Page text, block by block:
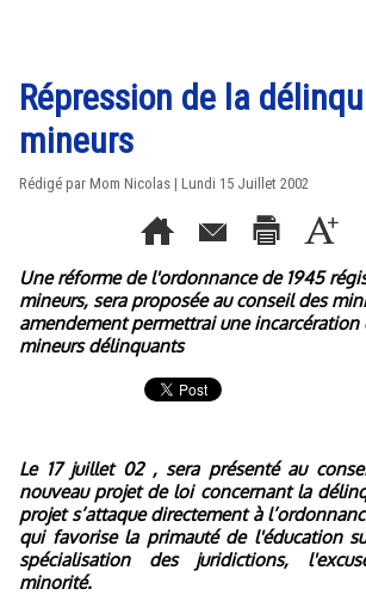
Répression de la
mineurs
Rédigé par Mom Nicolas | Lundi 15 Juillet 2002
Une réforme de l'ordonnance de 1945
mineurs, sera proposée au conseil des
amendement permettrai une incarcération
mineurs délinquants
Le 17 juillet 02 , sera présenté au conseil des ministre un
nouveau projet de loi concernant la
projet s’attaque directement à
qui favorise la primauté de l'éducation
spécialisation des juridictions,
minorité.